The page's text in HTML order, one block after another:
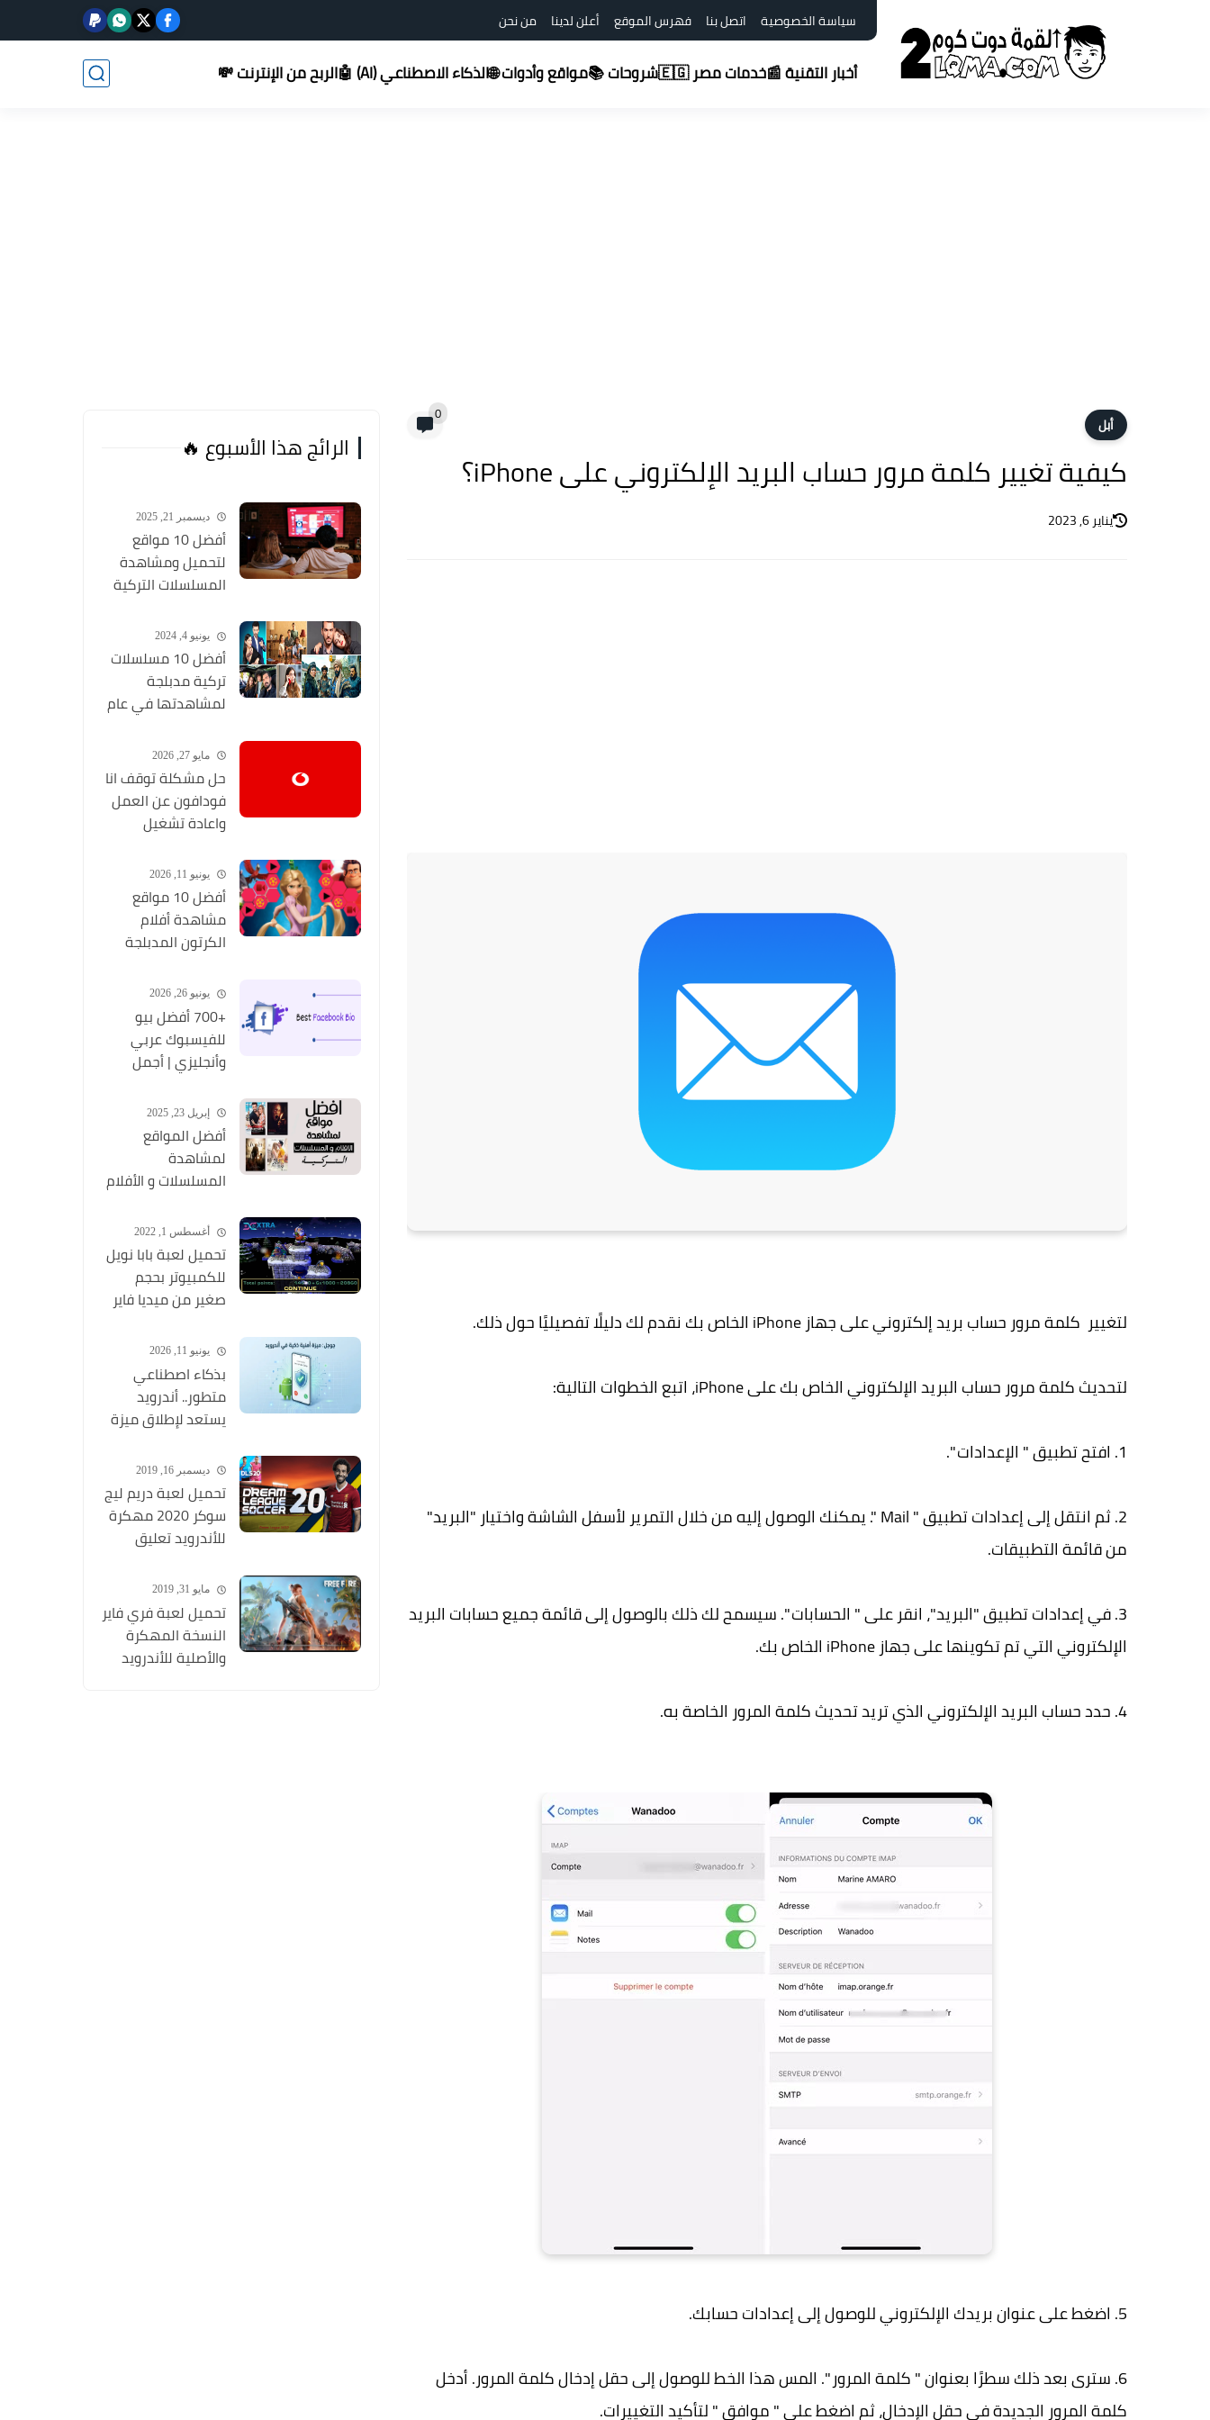
سياسة الخصوصية اتصل بنا فهرس الموقع أعلن لدينا من نحن
أخبار التقنية 📰خدمات مصر 🇪🇬 شروحات 📚مواقع وأدوات 🌐الذكاء الاصطناعي (AI) 🤖 الربح من الإنترنت 💸
أبل 0
كيفية تغيير كلمة مرور حساب البريد الإلكتروني على iPhone؟
يناير 6, 2023
لتغيير كلمة مرور حساب بريد إلكتروني على جهاز iPhone الخاص بك نقدم لك دليلًا تفصيليًا حول ذلك.
لتحديث كلمة مرور حساب البريد الإلكتروني الخاص بك على iPhone، اتبع الخطوات التالية:
1. افتح تطبيق " الإعدادات ".
2. ثم انتقل إلى إعدادات تطبيق " Mail ". يمكنك الوصول إليه من خلال التمرير لأسفل الشاشة واختيار "البريد"
من قائمة التطبيقات.
3. في إعدادات تطبيق "البريد"، انقر على " الحسابات ". سيسمح لك ذلك بالوصول إلى قائمة جميع حسابات البريد
الإلكتروني التي تم تكوينها على جهاز iPhone الخاص بك.
4. حدد حساب البريد الإلكتروني الذي تريد تحديث كلمة المرور الخاصة به.
5. اضغط على عنوان بريدك الإلكتروني للوصول إلى إعدادات حسابك.
6. سترى بعد ذلك سطرًا بعنوان " كلمة المرور ". المس هذا الخط للوصول إلى حقل إدخال كلمة المرور. أدخل
كلمة المرور الجديدة في حقل الإدخال، ثم اضغط على " موافق " لتأكيد التغييرات.
الرائج هذا الأسبوع 🔥
ديسمبر 21, 2025
أفضل 10 مواقع
لتحميل ومشاهدة
المسلسلات التركية
يونيو 4, 2024
أفضل 10 مسلسلات
تركية مدبلجة
لمشاهدتها في عام
المسلسلات التركية
HD)
مايو 27, 2026
حل مشكلة توقف انا
فودافون عن العمل
واعادة تشغيل
يونيو 11, 2026
أفضل 10 مواقع
مشاهدة أفلام
الكرتون المدبلجة
يونيو 26, 2026
+700 أفضل بيو
للفيسبوك عربي
وأنجليزي | أجمل
للفيسبوك 2026
Facebook Stylish Bio
إبريل 23, 2025
أفضل المواقع
لمشاهدة
المسلسلات و الأفلام
وبجودة عالية
أغسطس 1, 2022
تحميل لعبة بابا نويل
للكمبيوتر بحجم
صغير من ميديا فاير
يونيو 11, 2026
بذكاء اصطناعي
متطور.. أندرويد
يستعد لإطلاق ميزة
المكالمات الاحتيالية
وتنهيها فوراً
ديسمبر 16, 2019
تحميل لعبة دريم ليج
سوكر 2020 مهكرة
للأندرويد تعليق
اصدار) Dream
League Soccer
مايو 31, 2019
تحميل لعبة فري فاير
النسخة المهكرة
والأصلية للأندرويد